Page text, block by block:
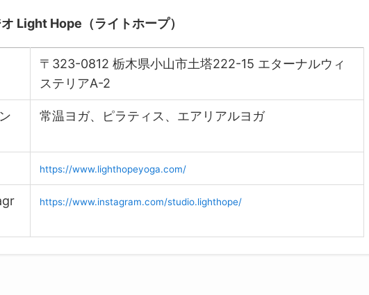
オ Light Hope （ライトホープ）
〒323-0812 栃木県小山市土塔222-15 エターナルウィ
ステリアA-2
常温ヨガ、ピラティス、エアリアルヨガ
https://www.lighthopeyoga.com/
https://www.instagram.com/studio.lighthope/